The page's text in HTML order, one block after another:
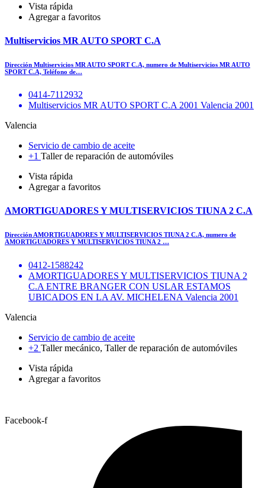
Vista rápida
Agregar a favoritos
Multiservicios MR AUTO SPORT C.A
Dirección Multiservicios MR AUTO SPORT C.A, numero de Multiservicios MR AUTO
SPORT C.A, Teléfono de…
0414-7112932
Multiservicios MR AUTO SPORT C.A 2001 Valencia 2001
Valencia
Servicio de cambio de aceite
+1 Taller de reparación de automóviles
Vista rápida
Agregar a favoritos
AMORTIGUADORES Y MULTISERVICIOS TIUNA 2 C.A
Dirección AMORTIGUADORES Y MULTISERVICIOS TIUNA 2 C.A, numero de
AMORTIGUADORES Y MULTISERVICIOS TIUNA 2 …
0412-1588242
AMORTIGUADORES Y MULTISERVICIOS TIUNA 2
C.A ENTRE BRANGER CON USLAR ESTAMOS
UBICADOS EN LA AV. MICHELENA Valencia 2001
Valencia
Servicio de cambio de aceite
+2 Taller mecánico, Taller de reparación de automóviles
Vista rápida
Agregar a favoritos
Facebook-f